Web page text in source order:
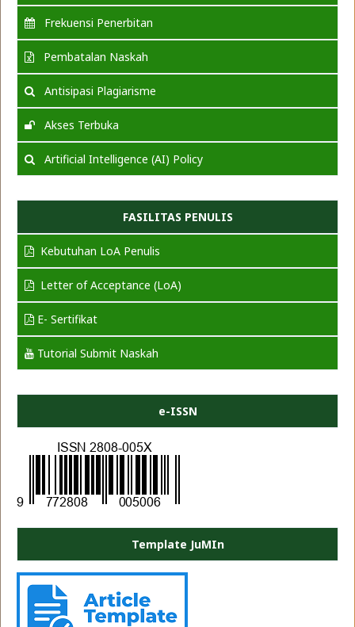
Frekuensi Penerbitan
Pembatalan Naskah
Antisipasi Plagiarisme
Akses Terbuka
Artificial Intelligence (AI) Policy
FASILITAS PENULIS
Kebutuhan LoA Penulis
Letter of Acceptance (LoA)
E- Sertifikat
Tutorial Submit Naskah
e-ISSN
Template JuMIn